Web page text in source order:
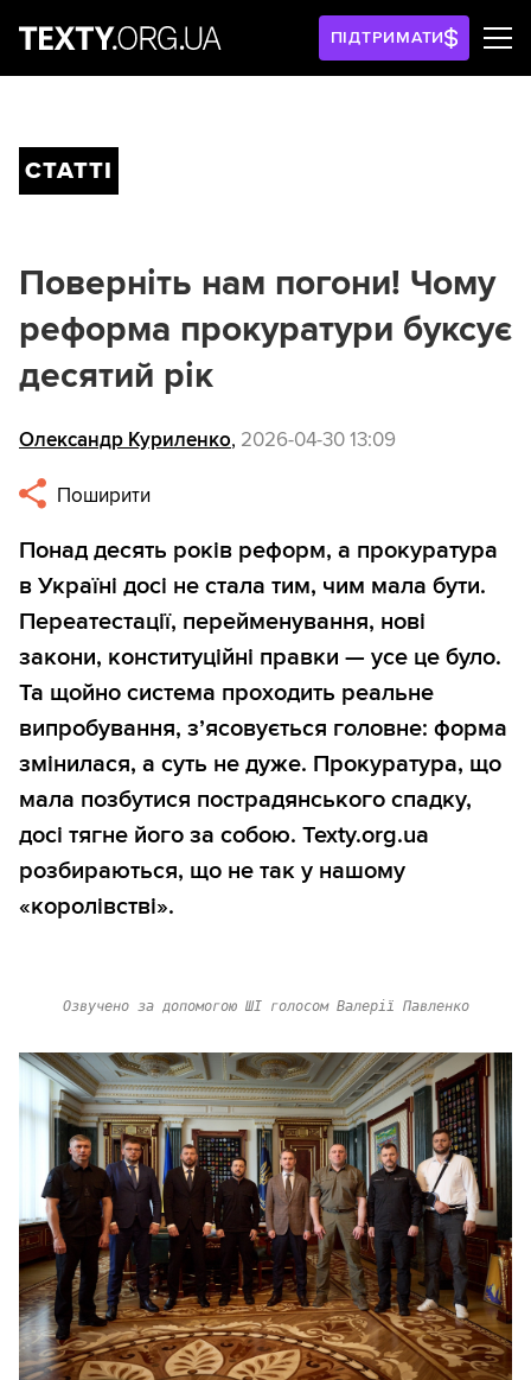
ПІДТРИМАТИ
СТАТТІ
Поверніть нам погони! Чому
реформа прокуратури буксує
десятий рік
Олександр Куриленко, 2026-04-30 13:09
Поширити
Понад десять років реформ, а прокуратура
в Україні досі не стала тим, чим мала бути.
Переатестації, перейменування, нові
закони, конституційні правки — усе це було.
Та щойно система проходить реальне
випробування, з’ясовується головне: форма
змінилася, а суть не дуже. Прокуратура, що
мала позбутися пострадянського спадку,
досі тягне його за собою. Texty.org.ua
розбираються, що не так у нашому
«королівстві».
Озвучено за допомогою ШІ голосом Валерії Павленко